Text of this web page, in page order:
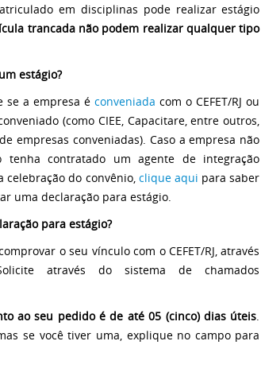
em disciplinas pode realizar estágio
trancada não podem realizar qualquer tipo
estágio?
se a empresa éconveniada com o CEFET/RJ ou
(como CIEE, Capacitare, entre outros,
empresas conveniadas). Caso a empresa não
tenha contratado um agente de integração
celebração do convênio, clique aqui para saber
uma declaração para estágio.
para estágio?
o seu vínculo com o CEFET/RJ, através
através do sistema de chamados
ao seu pedido é de até 05 (cinco) dias úteis.
se você tiver uma, explique no campo para